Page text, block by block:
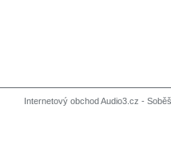
Internetový obchod Audio3.cz -